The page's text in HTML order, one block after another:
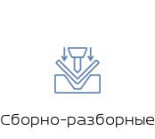
Сборно-разборные